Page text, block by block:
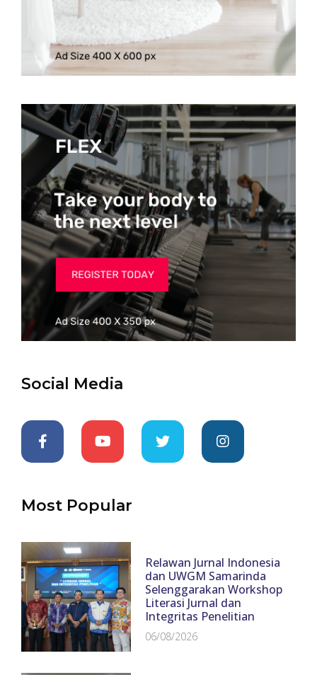
Social Media
Most Popular
Relawan Jurnal Indonesia
dan UWGM Samarinda
Selenggarakan Workshop
Literasi Jurnal dan
Integritas Penelitian
06/08/2026